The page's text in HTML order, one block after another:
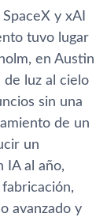
y xAI
tuvo lugar
en Austin
de luz al cielo
sin una
de un
un
IA al año,
avanzado y